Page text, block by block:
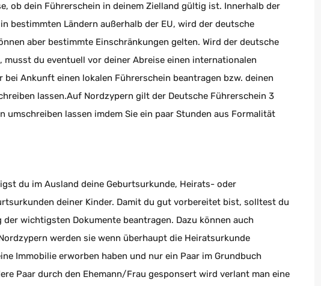
ob dein Führerschein in deinem Zielland gültig ist. Innerhalb der
in bestimmten Ländern außerhalb der EU, wird der deutsche
aber bestimmte Einschränkungen gelten. Wird der deutsche
du eventuell vor deiner Abreise einen internationalen
bei Ankunft einen lokalen Führerschein beantragen bzw. deinen
lassen.Auf Nordzypern gilt der Deutsche Führerschein 3
umschreiben lassen imdem Sie ein paar Stunden aus Formalität
du im Ausland deine Geburtsurkunde, Heirats- oder
deiner Kinder. Damit du gut vorbereitet bist, solltest du
wichtigsten Dokumente beantragen. Dazu können auch
werden sie wenn überhaupt die Heiratsurkunde
Immobilie erworben haben und nur ein Paar im Grundbuch
Paar durch den Ehemann/Frau gesponsert wird verlant man eine